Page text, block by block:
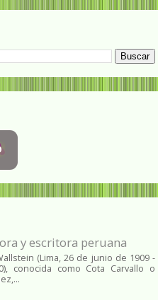
y escritora peruana
(Lima, 26 de junio de 1909 -
conocida como Cota Carvallo o